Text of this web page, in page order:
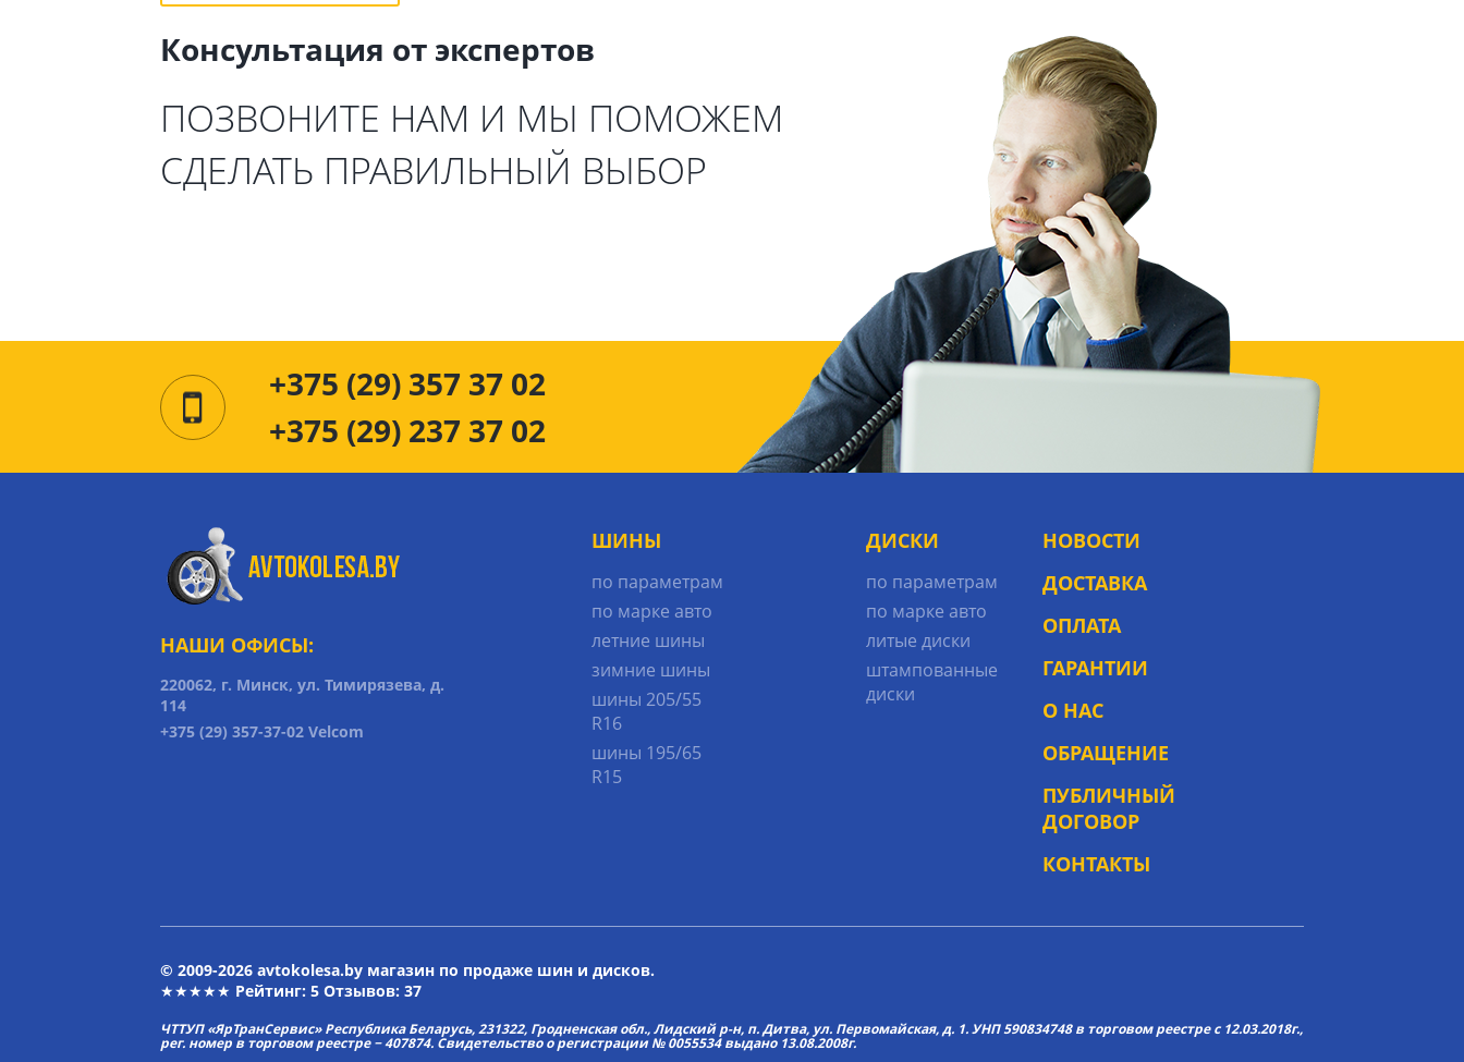
Консультация от экспертов
ПОЗВОНИТЕ НАМ И МЫ ПОМОЖЕМ
СДЕЛАТЬ ПРАВИЛЬНЫЙ ВЫБОР
+375 (29) 357 37 02
+375 (29) 237 37 02
НАШИ ОФИСЫ:
220062, г. Минск, ул. Тимирязева, д.
114
+375 (29) 357-37-02 Velcom
ШИНЫ
по параметрам
по марке авто
летние шины
зимние шины
шины 205/55
R16
шины 195/65
R15
ДИСКИ
по параметрам
по марке авто
литые диски
штампованные
диски
НОВОСТИ
ДОСТАВКА
ОПЛАТА
ГАРАНТИИ
О НАС
ОБРАЩЕНИЕ
ПУБЛИЧНЫЙ
ДОГОВОР
КОНТАКТЫ
© 2009-2026 avtokolesa.by магазин по продаже шин и дисков.
★★★★★ Рейтинг: 5 Отзывов: 37
ЧТТУП «ЯрТранСервис» Республика Беларусь, 231322, Гродненская обл., Лидский р-н, п. Дитва, ул. Первомайская, д. 1. УНП 590834748 в торговом реестре с 12.03.2018г.,
рег. номер в торговом реестре − 407874. Свидетельство о регистрации № 0055534 выдано 13.08.2008г.